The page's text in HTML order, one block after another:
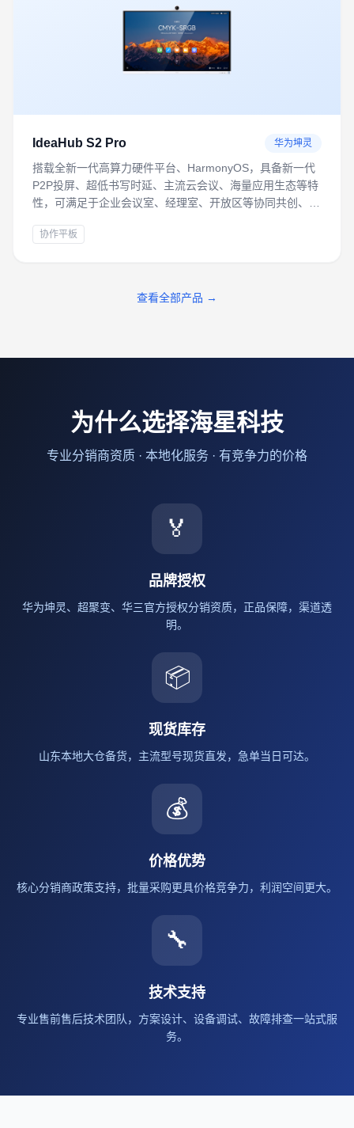
IdeaHub S2 Pro 华为坤灵
搭载全新一代高算力硬件平台、HarmonyOS，具备新一代
P2P投屏、超低书写时延、主流云会议、海量应用生态等特
性，可满足于企业会议室、经理室、开放区等协同共创、远
协作平板
查看全部产品 →
为什么选择海星科技
专业分销商资质 · 本地化服务 · 有竞争力的价格
🏅
品牌授权
华为坤灵、超聚变、华三官方授权分销资质，正品保障，渠道透
明。
📦
现货库存
山东本地大仓备货，主流型号现货直发，急单当日可达。
💰
价格优势
核心分销商政策支持，批量采购更具价格竞争力，利润空间更大。
🔧
技术支持
专业售前售后技术团队，方案设计、设备调试、故障排查一站式服
务。